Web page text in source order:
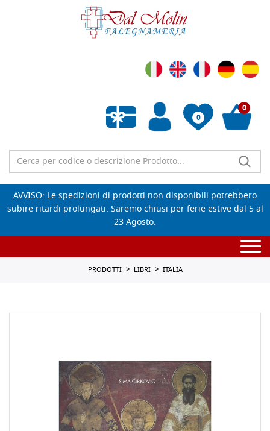
0
Wishlist vuota
0
AVVISO: Le spedizioni di prodotti non disponibili potrebbero
subire ritardi prolungati. Saremo chiusi per ferie estive dal 5 al
23 Agosto.
PRODOTTI LIBRI ITALIA